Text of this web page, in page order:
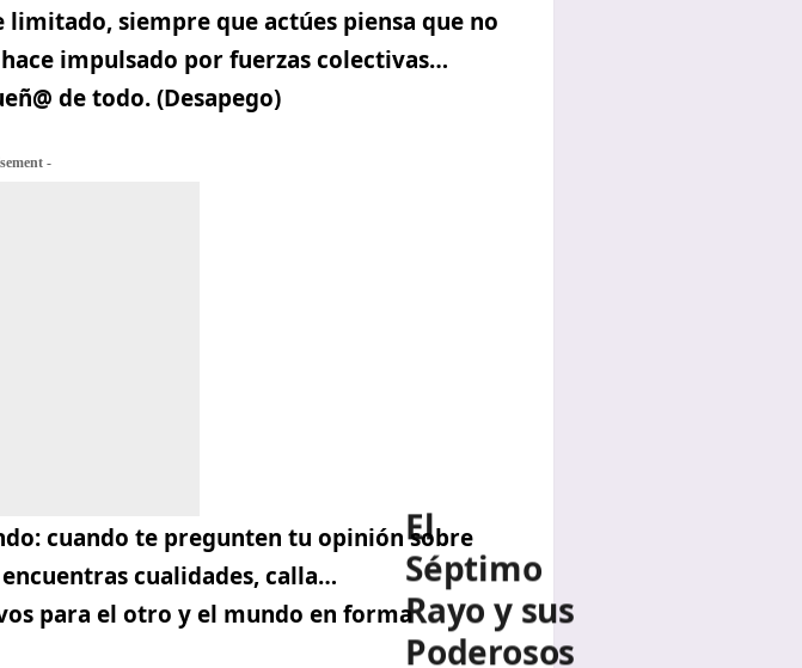
siempre que actúes piensa que no
impulsado por fuerzas colectivas…
de todo. (Desapego)
-
cuando te pregunten tu opinión sobre
cualidades, calla…
para el otro y el mundo en forma
Séptimo
Rayo y sus
Poderosos
Decretos